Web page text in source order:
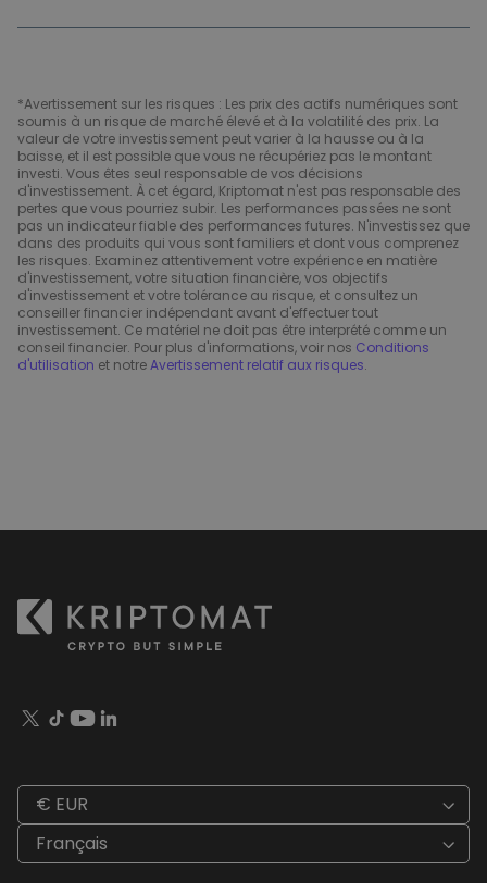
*Avertissement sur les risques : Les prix des actifs numériques sont
soumis à un risque de marché élevé et à la volatilité des prix. La
valeur de votre investissement peut varier à la hausse ou à la
baisse, et il est possible que vous ne récupériez pas le montant
investi. Vous êtes seul responsable de vos décisions
d'investissement. À cet égard, Kriptomat n'est pas responsable des
pertes que vous pourriez subir. Les performances passées ne sont
pas un indicateur fiable des performances futures. N'investissez que
dans des produits qui vous sont familiers et dont vous comprenez
les risques. Examinez attentivement votre expérience en matière
d'investissement, votre situation financière, vos objectifs
d'investissement et votre tolérance au risque, et consultez un
conseiller financier indépendant avant d'effectuer tout
investissement. Ce matériel ne doit pas être interprété comme un
conseil financier. Pour plus d'informations, voir nos Conditions
d'utilisation et notreAvertissement relatif aux risques.
€ EUR
Français